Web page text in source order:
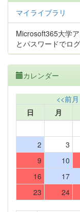
マイライブラリ
Microsoft365大学
とパスワードでロ
カレンダー
<<前月
日
月
2
3
9
10
16
17
23
24